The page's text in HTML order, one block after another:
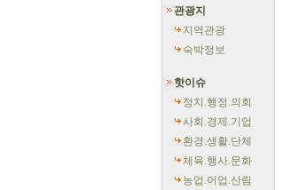
관광지
지역관광
숙박정보
핫이슈
정치.행정.의회
사회.경제.기업
환경.생활.단체
체육.행사.문화
농업.어업.산림